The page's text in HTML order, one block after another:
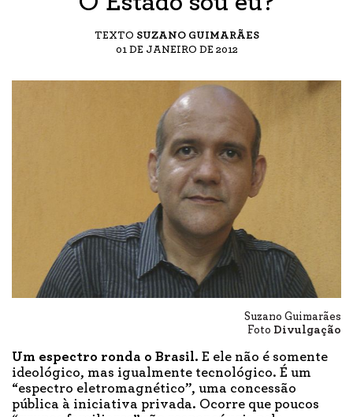
TEXTO SUZANO GUIMARÃES
01 DE JANEIRO DE 2012
Suzano Guimarães
Foto Divulgação
Um espectro ronda o Brasil. E ele não é somente
ideológico, mas igualmente tecnológico. É um
“espectro eletromagnético”, uma concessão
pública à iniciativa privada. Ocorre que poucos